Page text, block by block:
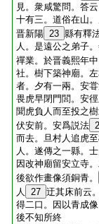
見。衆咸驚問。答
十有三。道俗在山
晋新陽 23 縣有釋
人。是遠公之弟子
禪業。於晋義熙年
社。樹下築神廟。
者。夕有一兩。安
畏虎早閉門閭。安
聞虎負人而至投之
伏安前。安爲説法
而去。旦村人追虎
人。遂傳之一縣。
因改神廟留安立寺
後欲作畫像須銅青。
人
27 迂其床前云
得二口。因以青成
後不知所終